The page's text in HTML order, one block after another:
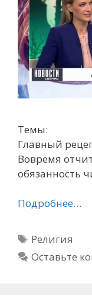
Темы:
Главный
Вовремя
обязанность
Подробнее…
Метки
Религия
Оставьте